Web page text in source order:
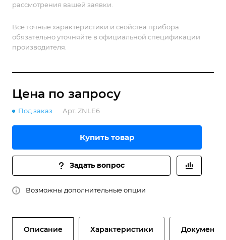
рассмотрения вашей заявки.
Все точные характеристики и свойства прибора
обязательно уточняйте в официальной спецификации
производителя.
Цена по запросу
Под заказ Арт. ZNLE6
Купить товар
Задать вопрос
Возможны дополнительные опции
Описание Характеристики Документы